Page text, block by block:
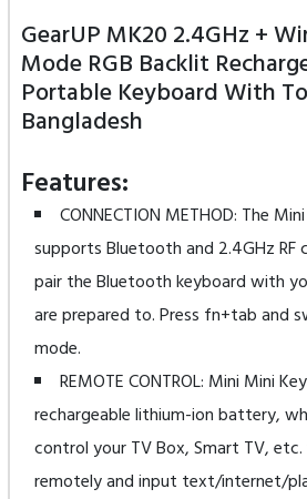
GearUP MK20 2.4GHz +
Mode RGB Backlit
Portable Keyboard With
Bangladesh
Features:
CONNECTION METHOD: The
supports Bluetooth and 2.4GHz
pair the Bluetooth keyboard with
are prepared to. Press fn+tab and
mode.
REMOTE CONTROL: Mini Mini
rechargeable lithium-ion battery,
control your TV Box, Smart TV,
remotely and input text/internet/